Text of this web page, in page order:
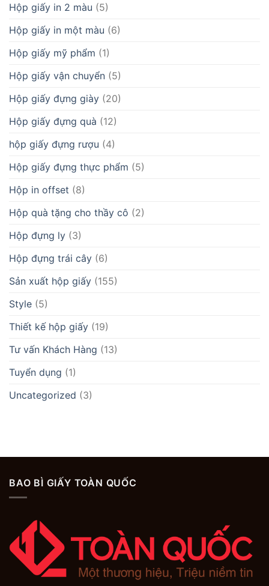
Hộp giấy in 2 màu (5)
Hộp giấy in một màu (6)
Hộp giấy mỹ phẩm (1)
Hộp giấy vận chuyển (5)
Hộp giấy đựng giày (20)
Hộp giấy đựng quà (12)
hộp giấy đựng rượu (4)
Hộp giấy đựng thực phẩm (5)
Hộp in offset (8)
Hộp quà tặng cho thầy cô (2)
Hộp đựng ly (3)
Hộp đựng trái cây (6)
Sản xuất hộp giấy (155)
Style (5)
Thiết kế hộp giấy (19)
Tư vấn Khách Hàng (13)
Tuyển dụng (1)
Uncategorized (3)
BAO BÌ GIẤY TOÀN QUỐC